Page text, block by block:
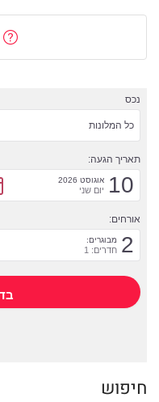
נכס
כל המלונות
תאריך הגעה:
10 אוגוסט 2026
יום שני
אורחים:
2 מבוגרים:
חדרים: 1
חיפוש